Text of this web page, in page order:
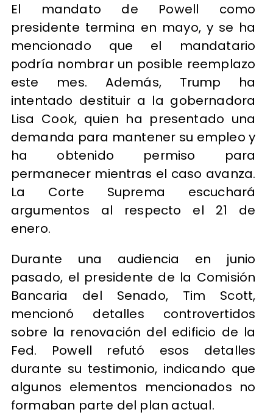
El mandato de Powell como
presidente termina en mayo, y se ha
mencionado que el mandatario
podría nombrar un posible reemplazo
este mes. Además, Trump ha
intentado destituir a la gobernadora
Lisa Cook, quien ha presentado una
demanda para mantener su empleo y
ha obtenido permiso para
permanecer mientras el caso avanza.
La Corte Suprema escuchará
argumentos al respecto el 21 de
enero.
Durante una audiencia en junio
pasado, el presidente de la Comisión
Bancaria del Senado, Tim Scott,
mencionó detalles controvertidos
sobre la renovación del edificio de la
Fed. Powell refutó esos detalles
durante su testimonio, indicando que
algunos elementos mencionados no
formaban parte del plan actual.